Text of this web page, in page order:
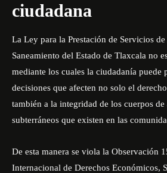
ciudadana
La Ley para la Prestación de Servicios
Saneamiento del Estado de Tlaxcala no
mediante los cuales la ciudadanía puede
decisiones que afecten no solo el
también a la integridad de los cuerpos
subterráneos que existen en las
De esta manera se viola la Observación
Internacional de Derechos Económicos,